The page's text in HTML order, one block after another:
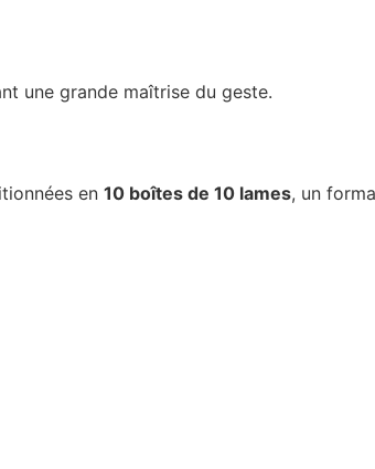
une grande maîtrise du geste.
en 10 boîtes de 10 lames, un